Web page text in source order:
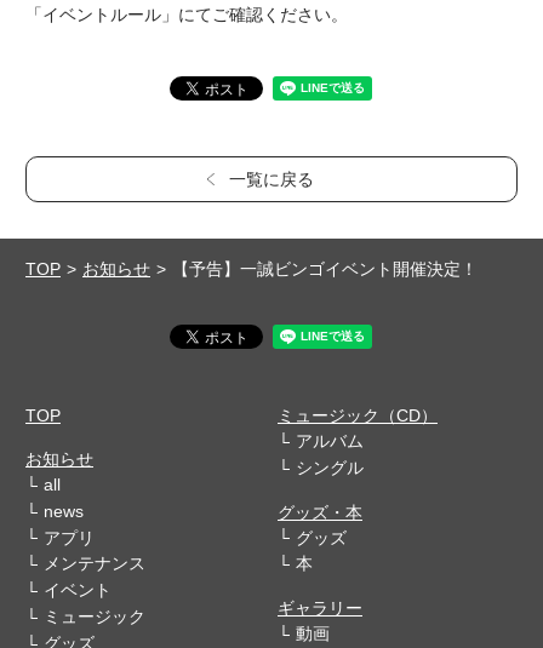
「イベントルール」にてご確認ください。
一覧に戻る
TOP お知らせ 【予告】一誠ビンゴイベント開催決定！
TOP
お知らせ
all
news
アプリ
メンテナンス
イベント
ミュージック
グッズ
ミュージック（CD）
アルバム
シングル
グッズ・本
グッズ
本
ギャラリー
動画